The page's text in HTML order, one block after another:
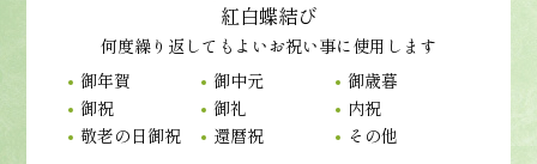
紅白蝶結び
何度繰り返してもよいお祝い事に使用します
御年賀
御中元
御歳暮
御祝
御礼
内祝
敬老の日御祝
還暦祝 その他